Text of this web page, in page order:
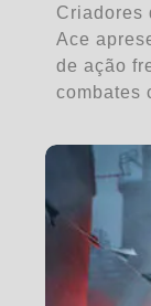
Criadores
Ace
de ação
combates